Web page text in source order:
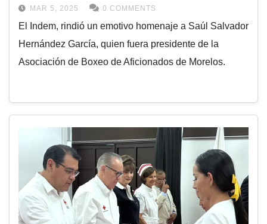
MAR 5, 2025 0 COMMENTS
El Indem, rindió un emotivo homenaje a Saúl Salvador
Hernández García, quien fuera presidente de la
Asociación de Boxeo de Aficionados de Morelos.